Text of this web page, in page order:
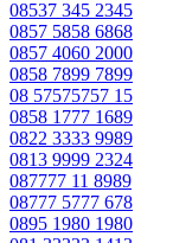
08537 345 2345
0857 5858 6868
0857 4060 2000
0858 7899 7899
08 57575757 15
0858 1777 1689
0822 3333 9989
0813 9999 2324
087777 11 8989
08777 5777 678
0895 1980 1980